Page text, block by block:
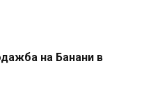
на Банани в